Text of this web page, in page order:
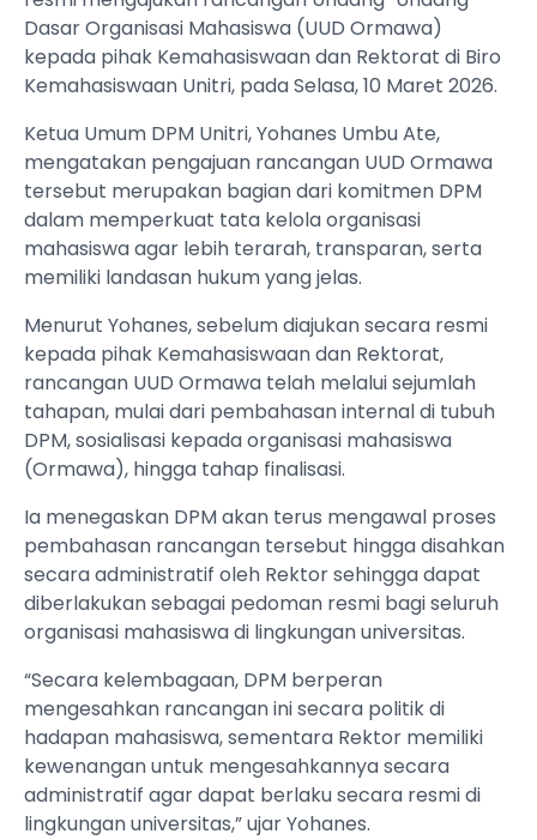
Dasar Organisasi Mahasiswa (UUD Ormawa)
kepada pihak Kemahasiswaan dan Rektorat di Biro
Kemahasiswaan Unitri, pada Selasa, 10 Maret 2026.
Ketua Umum DPM Unitri, Yohanes Umbu Ate,
mengatakan pengajuan rancangan UUD Ormawa
tersebut merupakan bagian dari komitmen DPM
dalam memperkuat tata kelola organisasi
mahasiswa agar lebih terarah, transparan, serta
memiliki landasan hukum yang jelas.
Menurut Yohanes, sebelum diajukan secara resmi
kepada pihak Kemahasiswaan dan Rektorat,
rancangan UUD Ormawa telah melalui sejumlah
tahapan, mulai dari pembahasan internal di tubuh
DPM, sosialisasi kepada organisasi mahasiswa
(Ormawa), hingga tahap finalisasi.
Ia menegaskan DPM akan terus mengawal proses
pembahasan rancangan tersebut hingga disahkan
secara administratif oleh Rektor sehingga dapat
diberlakukan sebagai pedoman resmi bagi seluruh
organisasi mahasiswa di lingkungan universitas.
“Secara kelembagaan, DPM berperan
mengesahkan rancangan ini secara politik di
hadapan mahasiswa, sementara Rektor memiliki
kewenangan untuk mengesahkannya secara
administratif agar dapat berlaku secara resmi di
lingkungan universitas,” ujar Yohanes.